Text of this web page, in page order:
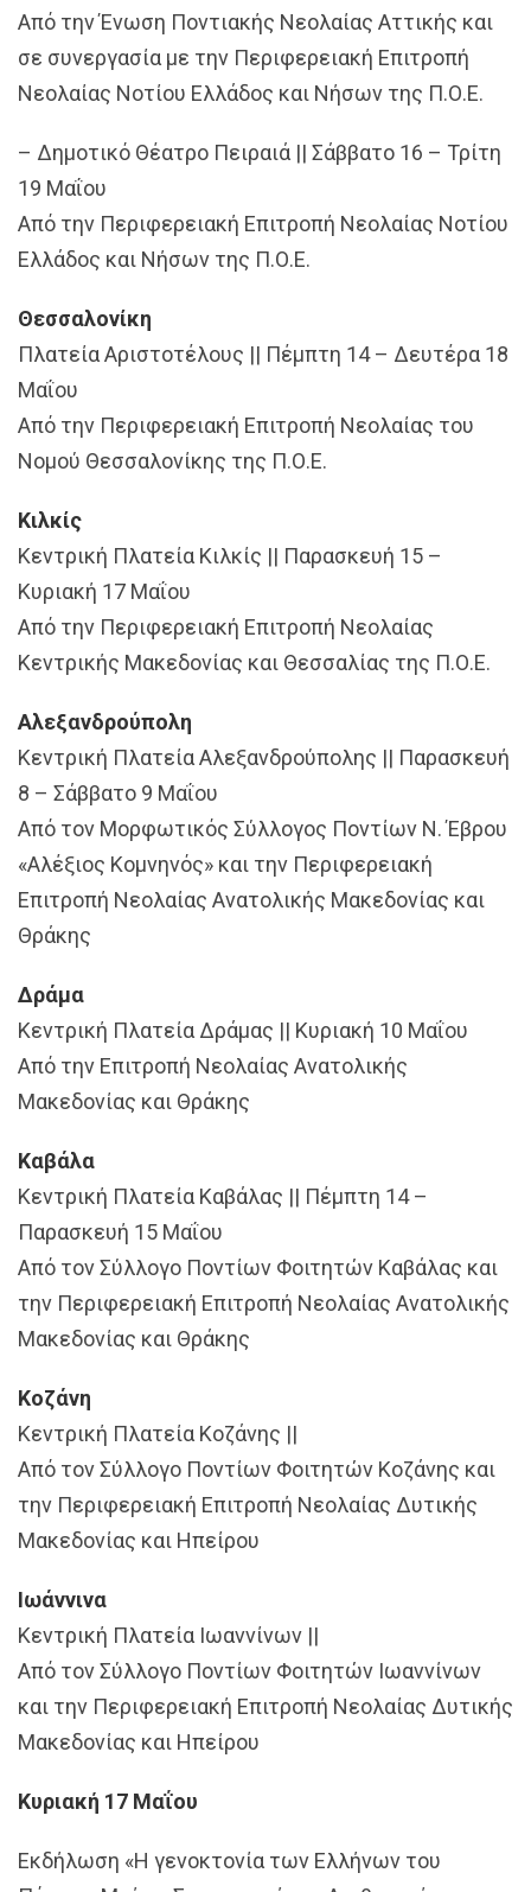
Από την Ένωση Ποντιακής Νεολαίας Αττικής και
σε συνεργασία με την Περιφερειακή Επιτροπή
Νεολαίας Νοτίου Ελλάδος και Νήσων της Π.Ο.Ε.
– Δημοτικό Θέατρο Πειραιά || Σάββατο 16 – Τρίτη
19 Μαΐου
Από την Περιφερειακή Επιτροπή Νεολαίας Νοτίου
Ελλάδος και Νήσων της Π.Ο.Ε.
Θεσσαλονίκη
Πλατεία Αριστοτέλους || Πέμπτη 14 – Δευτέρα 18
Μαΐου
Από την Περιφερειακή Επιτροπή Νεολαίας του
Νομού Θεσσαλονίκης της Π.Ο.Ε.
Κιλκίς
Κεντρική Πλατεία Κιλκίς || Παρασκευή 15 –
Κυριακή 17 Μαΐου
Από την Περιφερειακή Επιτροπή Νεολαίας
Κεντρικής Μακεδονίας και Θεσσαλίας της Π.Ο.Ε.
Αλεξανδρούπολη
Κεντρική Πλατεία Αλεξανδρούπολης || Παρασκευή
8 – Σάββατο 9 Μαΐου
Από τον Μορφωτικός Σύλλογος Ποντίων Ν. Έβρου
«Αλέξιος Κομνηνός» και την Περιφερειακή
Επιτροπή Νεολαίας Ανατολικής Μακεδονίας και
Θράκης
Δράμα
Κεντρική Πλατεία Δράμας || Κυριακή 10 Μαΐου
Από την Επιτροπή Νεολαίας Ανατολικής
Μακεδονίας και Θράκης
Καβάλα
Κεντρική Πλατεία Καβάλας || Πέμπτη 14 –
Παρασκευή 15 Μαΐου
Από τον Σύλλογο Ποντίων Φοιτητών Καβάλας και
την Περιφερειακή Επιτροπή Νεολαίας Ανατολικής
Μακεδονίας και Θράκης
Κοζάνη
Κεντρική Πλατεία Κοζάνης ||
Από τον Σύλλογο Ποντίων Φοιτητών Κοζάνης και
την Περιφερειακή Επιτροπή Νεολαίας Δυτικής
Μακεδονίας και Ηπείρου
Ιωάννινα
Κεντρική Πλατεία Ιωαννίνων ||
Από τον Σύλλογο Ποντίων Φοιτητών Ιωαννίνων
και την Περιφερειακή Επιτροπή Νεολαίας Δυτικής
Μακεδονίας και Ηπείρου
Κυριακή 17 Μαΐου
Εκδήλωση «Η γενοκτονία των Ελλήνων του